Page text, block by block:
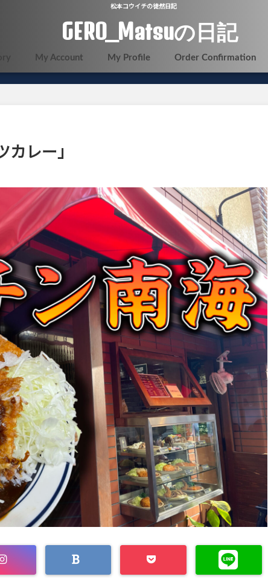
松本コウイチの徒然日記
GERO_Matsuの日記
My Account My Profile Order Confirmation
カレー」